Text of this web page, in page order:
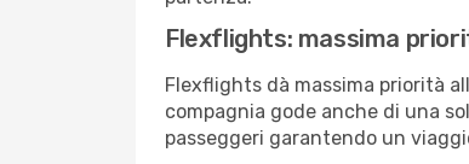
Flexflights: massima
Flexflights dà massima priorità
compagnia gode anche di una
passeggeri garantendo un